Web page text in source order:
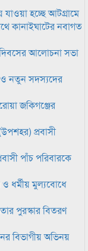
হচ্ছে আটগ্রামে
কানাইঘাটের নবাগত
দিবসের আলোচনা সভা
ও নতুন সদস্যদের
জকিগঞ্জের
প্রবাসী
পাঁচ পরিবারকে
ধর্মীয় মুল্যবোধে
পুরস্কার বিতরণ
বিভাগীয় অভিনয়